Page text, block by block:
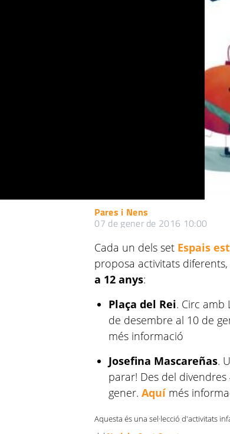
Pares i Nens
07 de gener de 2016 10:00
Cada un dels set Espais
proposa activitats
a 12 anys:
Plaça del Rei. Circ amb
de desembre al 10 de
més informació
Josefina Mascareñas.
parar! Des del
gener. Aquímés
Aquesta és una sel·lecció d'activitats